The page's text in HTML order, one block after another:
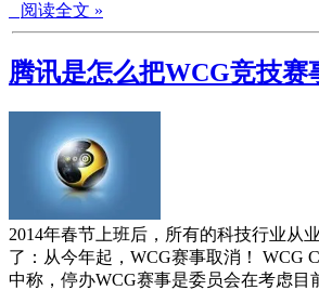
阅读全文 »
腾讯是怎么把WCG竞技赛
2014年春节上班后，所有的科技行业从
了：从今年起，WCG赛事取消！ WCG
中称，停办WCG赛事是委员会在考虑目